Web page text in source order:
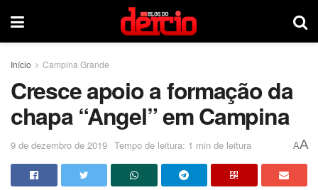
Início Campina Grande
Cresce apoio a formação da
chapa “Angel” em Campina
9 de dezembro de 2019 Tempo de leitura: 1 min de leitura AA